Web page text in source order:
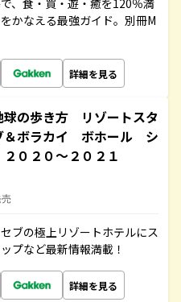
、食・買・遊・癒を120％満
かなえる最強ガイド。別冊M
詳細を見る
の歩き方 リゾートスタ
ボラカイ ボホール シ
０２０～２０２１
ブの極上リゾートホテルにス
プなど最新情報満載！
詳細を見る